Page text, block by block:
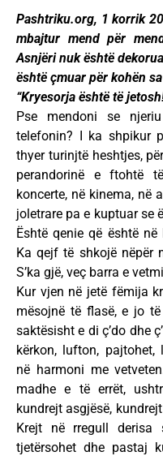
Pashtriku.org, 1 korrik
mbajtur mend për
Asnjëri nuk është
është çmuar për kohën
“Kryesorja është të
Pse mendoni se
telefonin? I ka shpikur
thyer turinjtë heshtjes,
perandorinë e ftohtë
koncerte, në kinema, në
joletrare pa e kuptuar se
Është qenie që është
Ka qejf të shkojë nëpër
S’ka gjë, veç barra e
Kur vjen në jetë fëmija
mësojnë të flasë, e jo
saktësisht e di ç’do dhe
kërkon, lufton, pajtohet,
në harmoni me
madhe e të errët,
kundrejt asgjësë,
Krejt në rregull
tjetërsohet dhe pastaj